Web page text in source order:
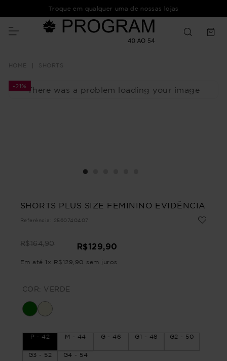
Troque em qualquer uma de nossas lojas
SHORTS
There was a problem loading your image
-21%
SHORTS PLUS SIZE FEMININO EVIDÊNCIA
Referência : 2560740407
R$164,90 R$129,90
Em até 1 x R$ 129 90 sem juros
COR: VERDE
P - 42 M - 44 G - 46 G1 - 48 G2 - 50
G3 - 52 G4 - 54